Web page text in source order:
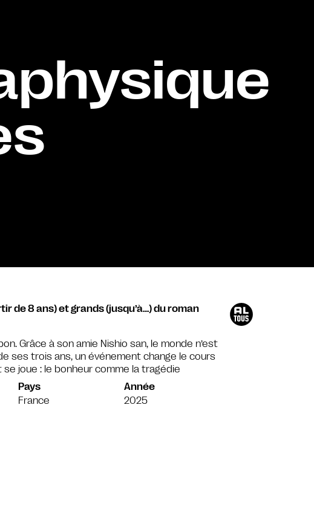
de 8 ans) et grands (jusqu’à…) du roman
Grâce à son amie Nishio san, le monde n’est
ses trois ans, un événement change le cours
joue : le bonheur comme la tragédie
Pays
France
Année
2025